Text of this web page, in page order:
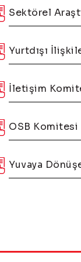
Sektörel
Yurtdışı
İletişim
OSB Komitesi
Yuvaya